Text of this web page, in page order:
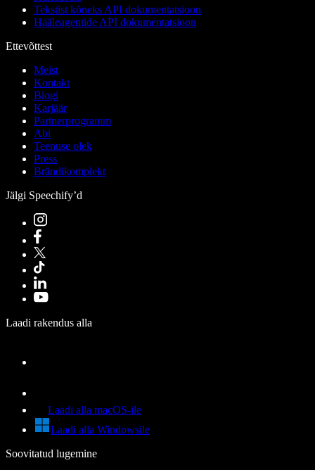
Tekstist kõneks API dokumentatsioon
Hääleagentide API dokumentatsioon
Ettevõttest
Meist
Kontakt
Blogi
Karjäär
Partnerprogramm
Abi
Teenuse olek
Press
Brändikomplekt
Jälgi Speechify’d
Laadi rakendus alla
Laadi alla macOS-ile
Laadi alla Windowsile
Soovitatud lugemine